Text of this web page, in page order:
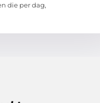
die per dag,